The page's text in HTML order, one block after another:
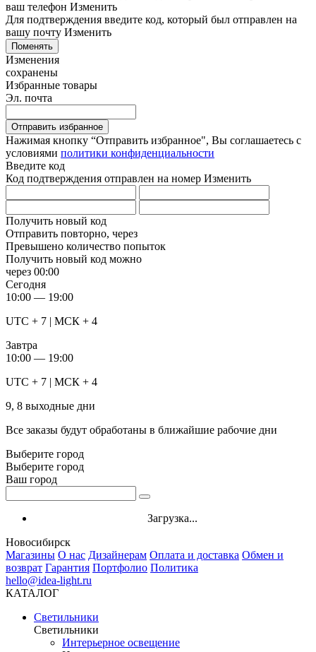
ваш телефон Изменить
Для подтверждения введите код, который был отправлен на
вашу почту Изменить
Поменять
Изменения
сохранены
Избранные товары
Эл. почта
Отправить избранное
Нажимая кнопку “Отправить избранное", Вы соглашаетесь c
условиями политики конфиденциальности
Введите код
Код подтверждения отправлен на номер Изменить
Получить новый код
Отправить повторно, через
Превышено количество попыток
Получить новый код можно
через 00:00
Сегодня
10:00 — 19:00
UTC + 7 | МСК + 4
Завтра
10:00 — 19:00
UTC + 7 | МСК + 4
9, 8 выходные дни
Все заказы будут обработаны в ближайшие рабочие дни
Выберите город
Выберите город
Ваш город
Загрузка...
Новосибирск
Магазины О нас Дизайнерам Оплата и доставка Обмен и
возврат Гарантия Портфолио Политика
hello@idea-light.ru
КАТАЛОГ
Светильники
Светильники
Интерьерное освещение